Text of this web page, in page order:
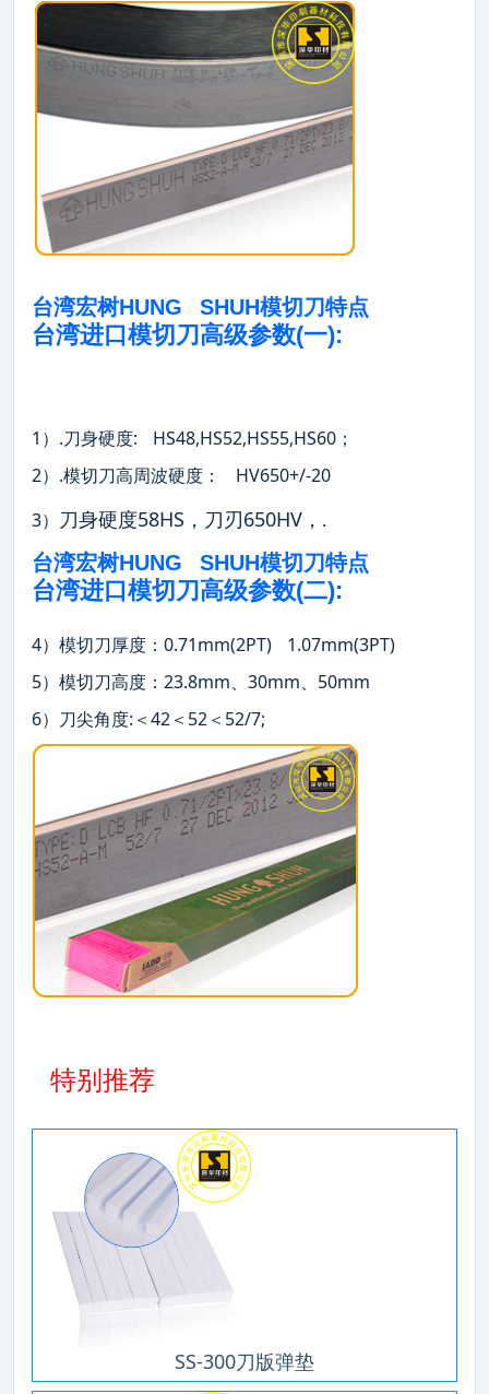
台湾宏树HUNG SHUH模切刀特点
台湾进口模切刀高级参数(一):
1）.刀身硬度: HS48,HS52,HS55,HS60；
2）.模切刀高周波硬度： HV650+/-20
3） 刀身硬度58HS，刀刃650HV， .
台湾宏树HUNG SHUH模切刀特点
台湾进口模切刀高级参数(二):
4）模切刀厚度：0.71mm(2PT) 1.07mm(3PT)
5）模切刀高度：23.8mm、30mm、50mm
6）刀尖角度:＜42＜52＜52/7;
特别推荐
SS-300刀版弹垫